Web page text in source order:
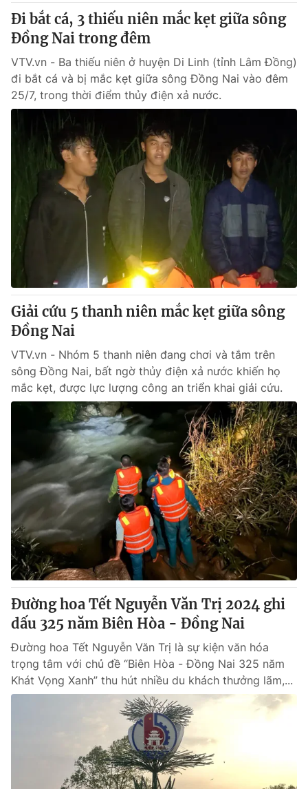
Chuyên mục khác
Emagazine Podcast
Photo Infographic
Shorts video
VTV Money VTV Thể thao
VTV Sức khoẻ Bất động sản
Thị trường 24h Tấm lòng Việt
VTV4 Vươn mình bằng AI
VTV9
Liên hệ tòa soạn English
THỜI BÁO VTV
Theo dõi báo trên
Cơ quan chủ quản:
Đài Truyền hình Việt Nam
Cơ quan báo chí:
Thời báo VTV
Giấy phép hoạt động báo in và báo điện tử số 483/GP-BTTTT
cấp ngày 29/12/2023
Tổng Biên tập:Vũ Thanh Thủy
Phó Tổng Biên tập:Nguyễn Thị Mỹ Hạnh, Phạm Quốc Thắng,
Nguyễn Trọng Ninh
Tổng đài VTV:
024.38 355 931 - 024.38 355 932
Ðiện thoại Thời báo VTV: 024.66 897 897
Email:toasoan@vtv.vn
Liên hệ quảng cáo:024-7300.7108
Đi bắt cá, 3 thiếu niên mắc kẹt giữa sông
Đồng Nai trong đêm
VTV.vn - Ba thiếu niên ở huyện Di Linh (tỉnh Lâm Đồng)
đi bắt cá và bị mắc kẹt giữa sông Đồng Nai vào đêm
25/7, trong thời điểm thủy điện xả nước.
Giải cứu 5 thanh niên mắc kẹt giữa sông
Đồng Nai
VTV.vn - Nhóm 5 thanh niên đang chơi và tắm trên
sông Đồng Nai, bất ngờ thủy điện xả nước khiến họ
mắc kẹt, được lực lượng công an triển khai giải cứu.
Đường hoa Tết Nguyễn Văn Trị 2024 ghi
dấu 325 năm Biên Hòa - Đồng Nai
Đường hoa Tết Nguyễn Văn Trị là sự kiện văn hóa
trọng tâm với chủ đề “Biên Hòa - Đồng Nai 325 năm
Khát Vọng Xanh” thu hút nhiều du khách thưởng lãm,...